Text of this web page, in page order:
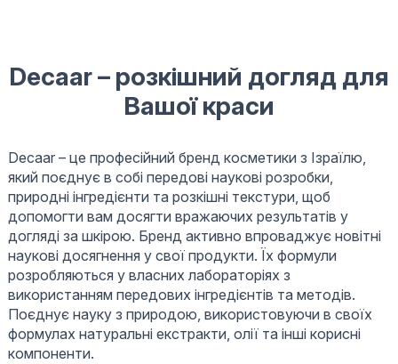
Decaar – розкішний догляд для
Вашої краси
Decaar – це професійний бренд косметики з Ізраїлю,
який поєднує в собі передові наукові розробки,
природні інгредієнти та розкішні текстури, щоб
допомогти вам досягти вражаючих результатів у
догляді за шкірою. Бренд активно впроваджує новітні
наукові досягнення у свої продукти. Їх формули
розробляються у власних лабораторіях з
використанням передових інгредієнтів та методів.
Поєднує науку з природою, використовуючи в своїх
формулах натуральні екстракти, олії та інші корисні
компоненти.